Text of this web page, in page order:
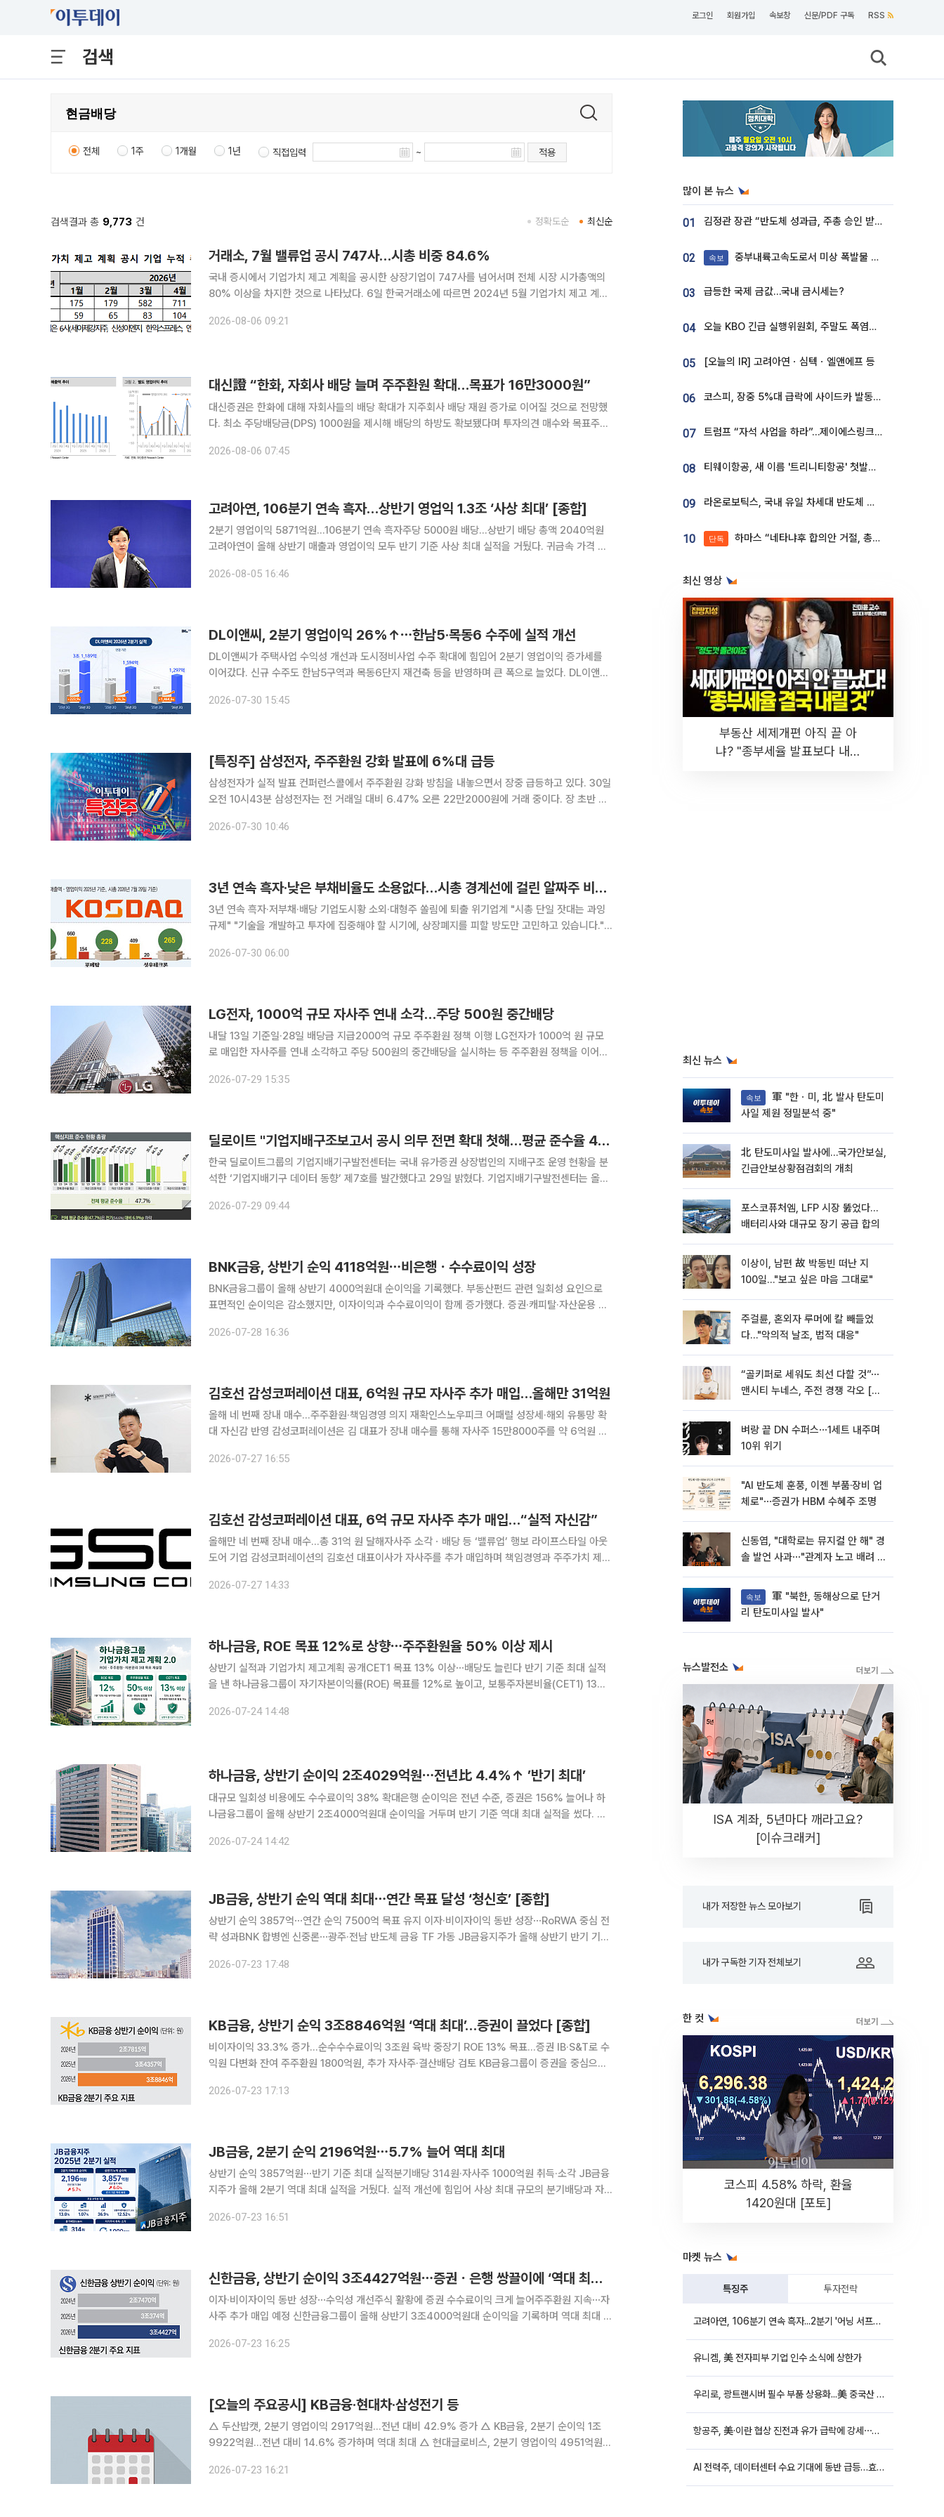
로그인 회원가입 속보창 신문/PDF 구독 RSS
검색
전체 1주 1개월 1년 직접입력 ~ 적용
검색결과 총 9,773 건 최신순
정확도순
거래소, 7월 밸류업 공시 747사…시총 비중 84.6%
국내 증시에서 기업가치 제고 계획을 공시한 상장기업이 747사를 넘어서며 전체 시장 시가총액의
80% 이상을 차지한 것으로 나타났다. 6일 한국거래소에 따르면 2024년 5월 기업가치 제고 계획
했다. 합병 등으로 상장폐지된 HD현대미포, HD현대인프
2026-08-06 09:21
대신證 “한화, 자회사 배당 늘며 주주환원 확대…목표가 16만3000원”
대신증권은 한화에 대해 자회사들의 배당 확대가 지주회사 배당 재원 증가로 이어질 것으로 전망했
다. 최소 주당배당금(DPS) 1000원을 제시해 배당의 하방도 확보됐다며 투자의견 매수와 목표주가
한화에어로스페이스의 배당 확대에 이어 한화생명까지 배당을 재개하면
2026-08-06 07:45
고려아연, 106분기 연속 흑자…상반기 영업익 1.3조 ‘사상 최대’ [종합]
2분기 영업이익 5871억원…106분기 연속 흑자주당 5000원 배당…상반기 배당 총액 2040억원
고려아연이 올해 상반기 매출과 영업이익 모두 반기 기준 사상 최대 실적을 거뒀다. 귀금속 가격 상
2분기 연결 기준 매출 6조3726억원, 영업이익 5871억원
2026-08-05 16:46
DL이앤씨, 2분기 영업이익 26%↑⋯한남5·목동6 수주에 실적 개선
DL이앤씨가 주택사업 수익성 개선과 도시정비사업 수주 확대에 힘입어 2분기 영업이익 증가세를
이어갔다. 신규 수주도 한남5구역과 목동6단지 재건축 등을 반영하며 큰 폭으로 늘었다. DL이앤씨
출은 지난해 같은 기간보다 9.5% 감소했지만 영업이익은 26.
2026-07-30 15:45
[특징주] 삼성전자, 주주환원 강화 발표에 6%대 급등
삼성전자가 실적 발표 컨퍼런스콜에서 주주환원 강화 방침을 내놓으면서 장중 급등하고 있다. 30일
오전 10시43분 삼성전자는 전 거래일 대비 6.47% 오른 22만2000원에 거래 중이다. 장 초반 약
는 이날 컨퍼런스콜에서 주주가치 제고를 중심으로 차기 주주환
2026-07-30 10:46
3년 연속 흑자·낮은 부채비율도 소용없다…시총 경계선에 걸린 알짜주 비명 [시총 200억 데드라인의 덫-②]
3년 연속 흑자·저부채·배당 기업도시황 소외·대형주 쏠림에 퇴출 위기업계 "시총 단일 잣대는 과잉
규제" "기술을 개발하고 투자에 집중해야 할 시기에, 상장폐지를 피할 방도만 고민하고 있습니다."
수백억원에서 수천억원대 매출을 올리고, 꾸준히 영업이익 흑자
2026-07-30 06:00
LG전자, 1000억 규모 자사주 연내 소각…주당 500원 중간배당
내달 13일 기준일·28일 배당금 지급2000억 규모 주주환원 정책 이행 LG전자가 1000억 원 규모
로 매입한 자사주를 연내 소각하고 주당 500원의 중간배당을 실시하는 등 주주환원 정책을 이어간
전자는 중간배당 기준일을 다음 달 13일로 확정하고 보통
2026-07-29 15:35
딜로이트 "기업지배구조보고서 공시 의무 전면 확대 첫해…평균 준수율 48%"
한국 딜로이트그룹의 기업지배기구발전센터는 국내 유가증권 상장법인의 지배구조 운영 현황을 분
석한 ‘기업지배기구 데이터 동향’ 제7호를 발간했다고 29일 밝혔다. 기업지배기구발전센터는 올해
계연도 기준 유가증권 전체 일반상장법인(비금융업) 789개사가 제출한 기업지
2026-07-29 09:44
BNK금융, 상반기 순익 4118억원⋯비은행ㆍ수수료이익 성장
BNK금융그룹이 올해 상반기 4000억원대 순이익을 기록했다. 부동산펀드 관련 일회성 요인으로
표면적인 순이익은 감소했지만, 이자이익과 수수료이익이 함께 증가했다. 증권·캐피탈·자산운용 등
억원을 기록했다고 28일 공시했다. 전년 동기 대비 13.5% 감소한
2026-07-28 16:36
김호선 감성코퍼레이션 대표, 6억원 규모 자사주 추가 매입…올해만 31억원
올해 네 번째 장내 매수…주주환원·책임경영 의지 재확인스노우피크 어패럴 성장세·해외 유통망 확
대 자신감 반영 감성코퍼레이션은 김 대표가 장내 매수를 통해 자사주 15만8000주를 약 6억원 규
1월 약 13억원(25만주), 5월 약 2억5000만원(5만주
2026-07-27 16:55
김호선 감성코퍼레이션 대표, 6억 규모 자사주 추가 매입…“실적 자신감”
올해만 네 번째 장내 매수…총 31억 원 달해자사주 소각ㆍ배당 등 ‘밸류업’ 행보 라이프스타일 아웃
도어 기업 감성코퍼레이션의 김호선 대표이사가 자사주를 추가 매입하며 책임경영과 주주가치 제고
이사가 장내 매수를 통해 약 6억원 규모(15만8000주)의 자사주
2026-07-27 14:33
하나금융, ROE 목표 12%로 상향⋯주주환원율 50% 이상 제시
상반기 실적과 기업가치 제고계획 공개CET1 목표 13% 이상⋯배당도 늘린다 반기 기준 최대 실적
을 낸 하나금융그룹이 자기자본이익률(ROE) 목표를 12%로 높이고, 보통주자본비율(CET1) 13%
지속적인 ROE 제고와 함께 기업가치 상승의 선순환 구조를 체계
2026-07-24 14:48
하나금융, 상반기 순이익 2조4029억원⋯전년比 4.4%↑ ’반기 최대’
대규모 일회성 비용에도 수수료이익 38% 확대은행 순이익은 전년 수준, 증권은 156% 늘어나 하
나금융그룹이 올해 상반기 2조4000억원대 순이익을 거두며 반기 기준 역대 최대 실적을 썼다. 대
규모의 자사주 추가 매입·소각과 26.5% 늘어난 분기 배당을 결의
2026-07-24 14:42
JB금융, 상반기 순익 역대 최대⋯연간 목표 달성 ‘청신호’ [종합]
상반기 순익 3857억⋯연간 순익 7500억 목표 유지 이자·비이자이익 동반 성장⋯RoRWA 중심 전
략 성과BNK 합병엔 신중론⋯광주·전남 반도체 금융 TF 가동 JB금융지주가 올해 상반기 반기 기준
간 가운데 사상 최대 규모의 분기배당과 자사주 취득·소각도 결
2026-07-23 17:48
KB금융, 상반기 순익 3조8846억원 ‘역대 최대’…증권이 끌었다 [종합]
비이자이익 33.3% 증가…순수수수료이익 3조원 육박 중장기 ROE 13% 목표…증권 IB·S&T로 수
익원 다변화 잔여 주주환원 1800억원, 추가 자사주·결산배당 검토 KB금융그룹이 증권을 중심으로
유지된 가운데 자본시장 호조로 수수료이익이 크게 늘면서 그룹
2026-07-23 17:13
JB금융, 2분기 순익 2196억원⋯5.7% 늘어 역대 최대
상반기 순익 3857억원⋯반기 기준 최대 실적분기배당 314원·자사주 1000억원 취득·소각 JB금융
지주가 올해 2분기 역대 최대 실적을 거뒀다. 실적 개선에 힘입어 사상 최대 규모의 분기배당과 자
기 대비 5.7% 증가했다고 23일 공시했다. 상반기 누적 순
2026-07-23 16:51
신한금융, 상반기 순이익 3조4427억원⋯증권ㆍ은행 쌍끌이에 ‘역대 최대’ [종합]
이자·비이자이익 동반 성장⋯수익성 개선주식 활황에 증권 수수료이익 크게 늘어주주환원 지속⋯자
사주 추가 매입 예정 신한금융그룹이 올해 상반기 3조4000억원대 순이익을 기록하며 역대 최대 실
비이자·비은행 부문의 이익 기여도가 확대됐다. 신한금융은 실적 개선과 자
2026-07-23 16:25
[오늘의 주요공시] KB금융·현대차·삼성전기 등
△ 두산밥캣, 2분기 영업이익 2917억원…전년 대비 42.9% 증가 △ KB금융, 2분기 순이익 1조
9922억원…전년 대비 14.6% 증가하며 역대 최대 △ 현대글로비스, 2분기 영업이익 4951억원…
영업이익 2731억원…전년 대비 51% 증
2026-07-23 16:21
많이 본 뉴스
01 김정관 장관 “반도체 성과급, 주총 승인 받도록”…상법·자본시장법 개정 시사
02 속보 중부내륙고속도로서 미상 폭발물 발견
03 급등한 국제 금값…국내 금시세는?
04 오늘 KBO 긴급 실행위원회, 주말도 폭염취소 될까
05 [오늘의 IR] 고려아연ㆍ심텍ㆍ엘앤에프 등
06 코스피, 장중 5%대 급락에 사이드카 발동…삼성·SK 동반 폭락
07 트럼프 “자석 사업을 하라”…제이에스링크, 비중국 영구자석 공급망 구축 속도
08 티웨이항공, 새 이름 '트리니티항공' 첫발…SSC 전략 본격화
09 라온로보틱스, 국내 유일 차세대 반도체 공정 로봇 개발 ‘고객사 테스트 진행’
10 단독 하마스 “네타냐후 합의안 거절, 총선 앞두고 시간 끌기”
최신 영상
부동산 세제개편 아직 끝 아
냐? "종부세율 발표보다 내릴
최신 뉴스
속보
사일 제원 정밀분석 중"
北 탄도미사일 발사에…국가안보실,
긴급안보상황점검회의 개최
포스코퓨처엠, LFP 시장 뚫었다…
배터리사와 대규모 장기 공급 합의
이상이, 남편 故 박동빈 떠난 지
100일…"보고 싶은 마음 그대로"
주걸륜, 혼외자 루머에 칼 빼들었
다…"악의적 날조, 법적 대응"
“골키퍼로 세워도 최선 다할 것”⋯
맨시티 누네스, 주전 경쟁 각오 [인
벼랑 끝 DN 수퍼스⋯1세트 내주며
10위 위기
"AI 반도체 훈풍, 이젠 부품·장비 업
체로"⋯증권가 HBM 수혜주 조명
신동엽, "대학로는 뮤지컬 안 해" 경
솔 발언 사과⋯"관계자 노고 배려 못
속보
리 탄도미사일 발사"
뉴스발전소
ISA 계좌, 5년마다 깨라고요?
[이슈크래커]
내가 저장한 뉴스 모아보기
내가 구독한 기자 전체보기
한 컷
코스피 4.58% 하락, 환율
1420원대 [포토]
마켓 뉴스
특징주 투자전략
고려아연, 106분기 연속 흑자...2분기 '어닝 서프라이즈'에 장 초반 12%대 강세
유니켐, 美 전자피부 기업 인수 소식에 상한가
우리로, 광트랜시버 필수 부품 상용화...美 중국산 퇴출 추진에 상승세
항공주, 美·이란 협상 진전과 유가 급락에 강세⋯한진칼 8%↑
AI 전력주, 데이터센터 수요 기대에 동반 급등…효성중공업 10%↑